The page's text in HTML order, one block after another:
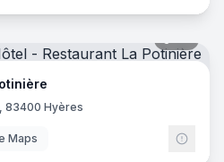
83400 Hyères
Maps